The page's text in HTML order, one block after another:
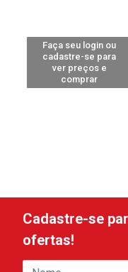
Faça seu login ou
cadastre-se para
ver preços e
comprar
Cadastre-se
ofertas!